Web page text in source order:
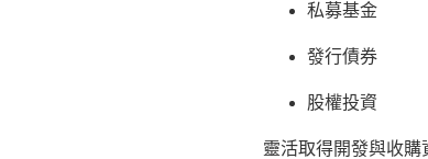
私募基金
發行債券
股權投資
靈活取得開發與收